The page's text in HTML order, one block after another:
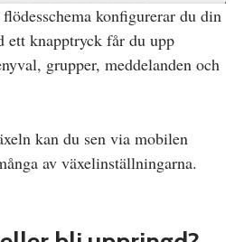
konfigurerar du din
ett knapptryck får du upp
grupper, meddelanden och
kan du sen via mobilen
av växelinställningarna.